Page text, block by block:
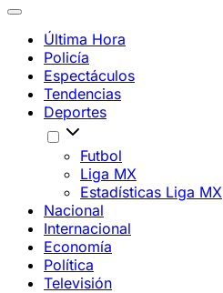
Última Hora
Policía
Espectáculos
Tendencias
Deportes
Futbol
Liga MX
Estadísticas Liga MX
Nacional
Internacional
Economía
Política
Televisión